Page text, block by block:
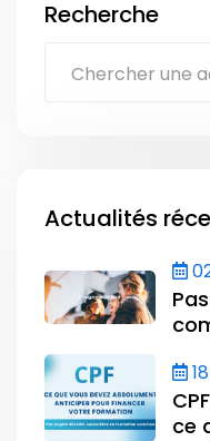
Recherche
Actualités
ce